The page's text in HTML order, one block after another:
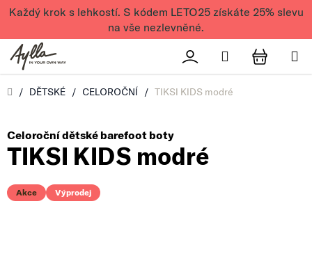
Přejít na obsah
Každý krok s lehkostí. S kódem LETO25 získáte 25% slevu
na vše nezlevněné.
Přihlášení
Hledat
Úvod
/ DĚTSKÉ / CELOROČNÍ / TIKSI KIDS modré
Celoroční dětské barefoot boty
TIKSI KIDS modré
Akce Výprodej